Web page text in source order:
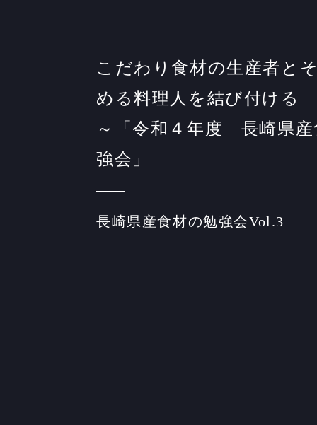
こだわり食材の生産者と
める料理人を結び付ける
～「令和４年度 長崎県産
強会」
長崎県産食材の勉強会Vol.3